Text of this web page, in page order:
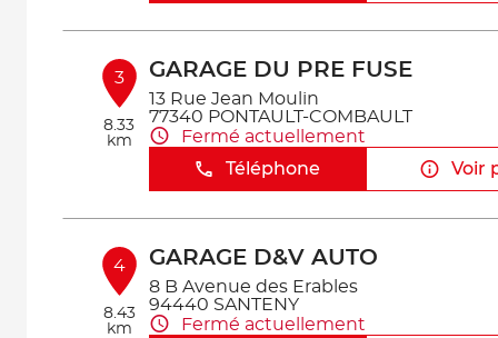
3
8.33
km
GARAGE DU PRE FUSE
13 Rue Jean Moulin
77340 PONTAULT-COMBAULT
Fermé actuellement
Téléphone
Voir
4
8.43
km
GARAGE D&V AUTO
8 B Avenue des Erables
94440 SANTENY
Fermé actuellement